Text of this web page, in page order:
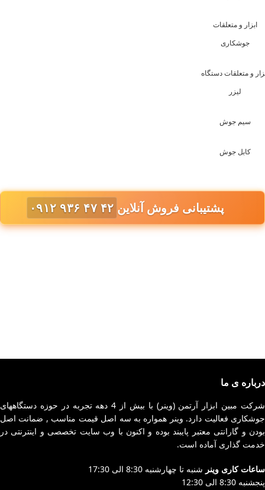
ابزار و متعلقات
جوشکاری
و متعلقات دستگاه
لیزر
سیم جوش
کابل جوش
پشتیبانی فروش آنلاین ۰۹۱۲ ۹۳۶ ۴۷ ۴۲
درباره ی ما
شرکت مبین ابزار آرتمن (وینر) با بیش از 4 دهه تجربه در حوزه دستگاههای
جوشکاری فعالیت دارد. وینر همواره به سه اصل قیمت مناسب , ضمانت اصل
بودن و گارانتی معتبر پایبند بوده و اکنون با وب سایت تخصصی و اینترنتی در
خدمت گذاری آماده است.
ساعات کاری وینر شنبه تا چهارشنبه 8:30 الی 17:30
پنجشنبه 8:30 الی 12:30